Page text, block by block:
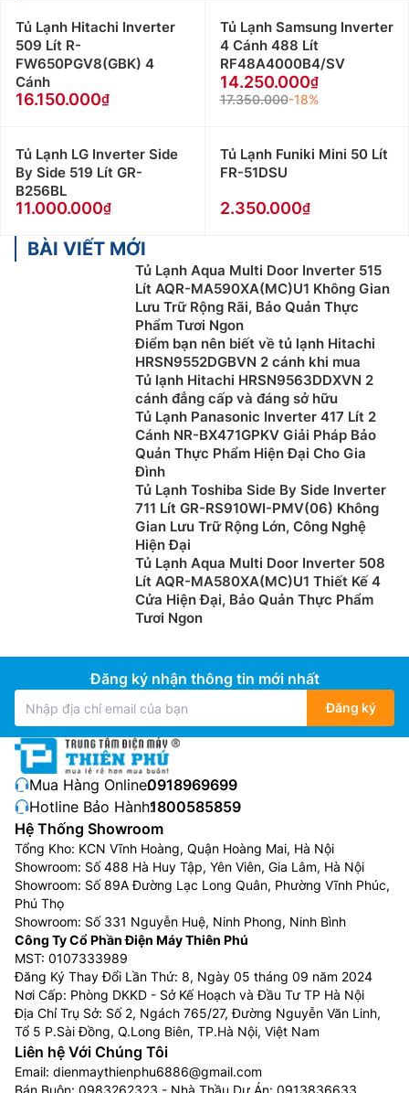
Tủ Lạnh Hitachi Inverter
509 Lít R-
FW650PGV8(GBK) 4
Cánh
16.150.000
Tủ Lạnh Samsung Inverter
4 Cánh 488 Lít
RF48A4000B4/SV
14.250.000
17.350.000-18%
Tủ Lạnh LG Inverter Side
By Side 519 Lít GR-
B256BL
11.000.000
Tủ Lạnh Funiki Mini 50 Lít
FR-51DSU
2.350.000
BÀI VIẾT MỚI
Tủ Lạnh Aqua Multi Door Inverter 515
Lít AQR-MA590XA(MC)U1 Không Gian
Lưu Trữ Rộng Rãi, Bảo Quản Thực
Phẩm Tươi Ngon
Điểm bạn nên biết về tủ lạnh Hitachi
HRSN9552DGBVN 2 cánh khi mua
Tủ lạnh Hitachi HRSN9563DDXVN 2
cánh đẳng cấp và đáng sở hữu
Tủ Lạnh Panasonic Inverter 417 Lít 2
Cánh NR-BX471GPKV Giải Pháp Bảo
Quản Thực Phẩm Hiện Đại Cho Gia
Đình
Tủ Lạnh Toshiba Side By Side Inverter
711 Lít GR-RS910WI-PMV(06) Không
Gian Lưu Trữ Rộng Lớn, Công Nghệ
Hiện Đại
Tủ Lạnh Aqua Multi Door Inverter 508
Lít AQR-MA580XA(MC)U1 Thiết Kế 4
Cửa Hiện Đại, Bảo Quản Thực Phẩm
Tươi Ngon
Đăng ký nhận thông tin mới nhất
Đăng ký
Mua Hàng Online:0918969699
Hotline Bảo Hành:1800585859
Hệ Thống Showroom
Tổng Kho: KCN Vĩnh Hoàng, Quận Hoàng Mai, Hà Nội
Showroom: Số 488 Hà Huy Tập, Yên Viên, Gia Lâm, Hà Nội
Showroom: Số 89A Đường Lạc Long Quân, Phường Vĩnh Phúc,
Phú Thọ
Showroom: Số 331 Nguyễn Huệ, Ninh Phong, Ninh Bình
Công Ty Cổ Phần Điện Máy Thiên Phú
MST: 0107333989
Đăng Ký Thay Đổi Lần Thứ: 8, Ngày 05 tháng 09 năm 2024
Nơi Cấp: Phòng DKKD - Sở Kế Hoạch và Đầu Tư TP Hà Nội
Địa Chỉ Trụ Sở: Số 2, Ngách 765/27, Đường Nguyễn Văn Linh,
Tổ 5 P.Sài Đồng, Q.Long Biên, TP.Hà Nội, Việt Nam
Liên hệ Với Chúng Tôi
Email: dienmaythienphu6886@gmail.com